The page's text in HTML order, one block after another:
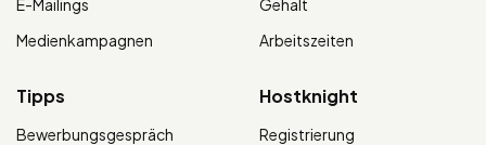
Medienkampagnen
Arbeitszeiten
Tipps
Bewerbungsgespräch
Hostknight
Registrierung